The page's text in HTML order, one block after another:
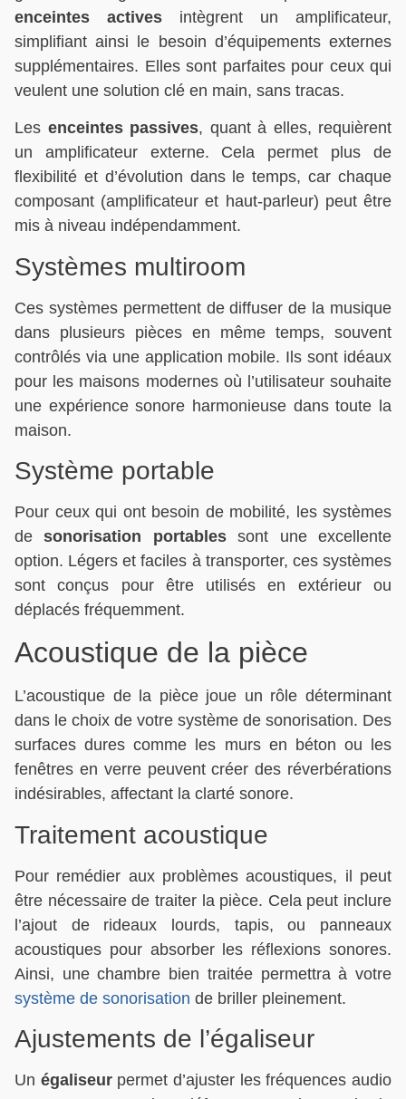
enceintes actives intègrent un amplificateur,
simplifiant ainsi le besoin d’équipements externes
supplémentaires. Elles sont parfaites pour ceux qui
veulent une solution clé en main, sans tracas.
Les enceintes passives, quant à elles, requièrent
un amplificateur externe. Cela permet plus de
flexibilité et d’évolution dans le temps, car chaque
composant (amplificateur et haut-parleur) peut être
mis à niveau indépendamment.
Systèmes multiroom
Ces systèmes permettent de diffuser de la musique
dans plusieurs pièces en même temps, souvent
contrôlés via une application mobile. Ils sont idéaux
pour les maisons modernes où l’utilisateur souhaite
une expérience sonore harmonieuse dans toute la
maison.
Système portable
Pour ceux qui ont besoin de mobilité, les systèmes
desonorisation portablessont une excellente
option. Légers et faciles à transporter, ces systèmes
sont conçus pour être utilisés en extérieur ou
déplacés fréquemment.
Acoustique de la pièce
L’acoustique de la pièce joue un rôle déterminant
dans le choix de votre système de sonorisation. Des
surfaces dures comme les murs en béton ou les
fenêtres en verre peuvent créer des réverbérations
indésirables, affectant la clarté sonore.
Traitement acoustique
Pour remédier aux problèmes acoustiques, il peut
être nécessaire de traiter la pièce. Cela peut inclure
l’ajout de rideaux lourds, tapis, ou panneaux
acoustiques pour absorber les réflexions sonores.
Ainsi, une chambre bien traitée permettra à votre
système de sonorisation de briller pleinement.
Ajustements de l’égaliseur
Un égaliseurpermet d’ajuster les fréquences audio